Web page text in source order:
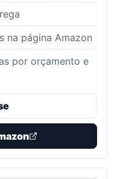
na página Amazon
por orçamento e